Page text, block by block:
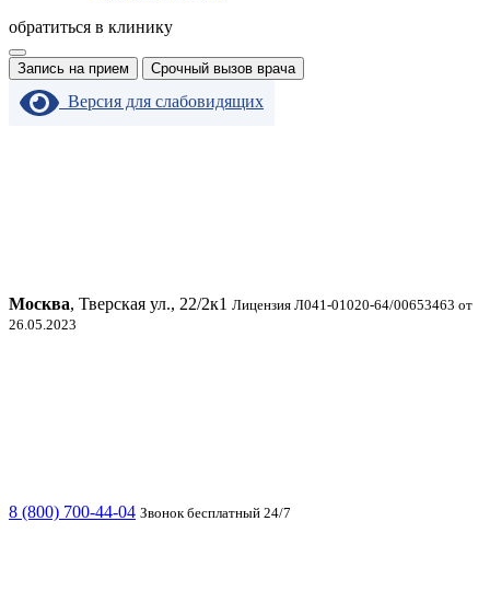
обратиться в клинику
Запись на прием Срочный вызов врача
Версия для слабовидящих
Москва, Тверская ул., 22/2к1 Лицензия Л041-01020-64/00653463 от
26.05.2023
8 (800) 700-44-04 Звонок бесплатный 24/7